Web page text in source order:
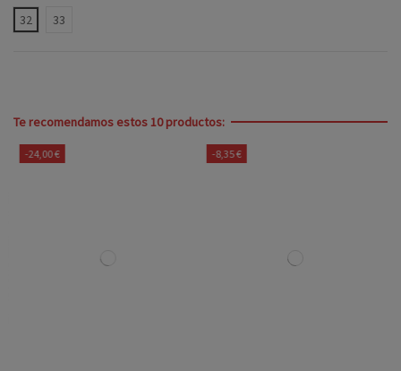
32
33
Te recomendamos estos 10 productos:
-24,00 € -8,35 €